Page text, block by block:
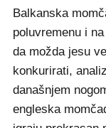
Balkanska
poluvremenu i
da možda jesu
konkurirati,
današnjem
engleska